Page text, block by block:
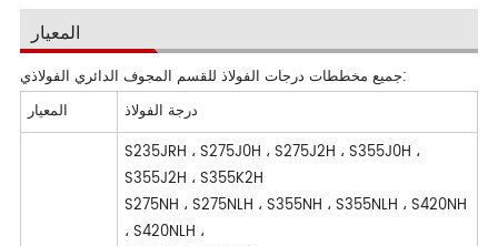
المعيار
جميع مخططات درجات الفولاذ للقسم المجوف الدائري الفولاذي:
المعيار
درجة الفولاذ
S235JRH ، S275J0H ، S275J2H ، S355J0H ،
S355J2H ، S355K2H
S275NH ، S275NLH ، S355NH ، S355NLH ، S420NH
، S420NLH ،